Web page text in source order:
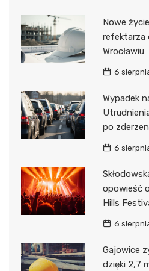
Nowe
refektarza
Wrocławiu
6
Wypadek
po
6
opowieść
Hills
6
Gajowice
dzięki 2,7